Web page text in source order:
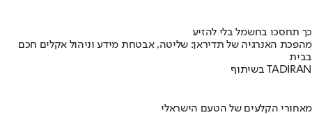
כך תחסכו בחשמל בלי להזיע
מהפכת האנרגיה של תדיראן: שליטה, אבטחת מידע וניהול אקלים חכם
בבית
בשיתוף TADIRAN
מאחורי הקלעים של הטעם הישראלי